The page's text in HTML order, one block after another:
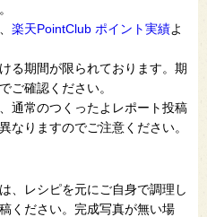
楽天PointClub ポイント実績よ
る期間が限られております。期
でご確認ください。
通常のつくったよレポート投稿
なりますのでご注意ください。
、レシピを元にご自身で調理し
ください。完成写真が無い場